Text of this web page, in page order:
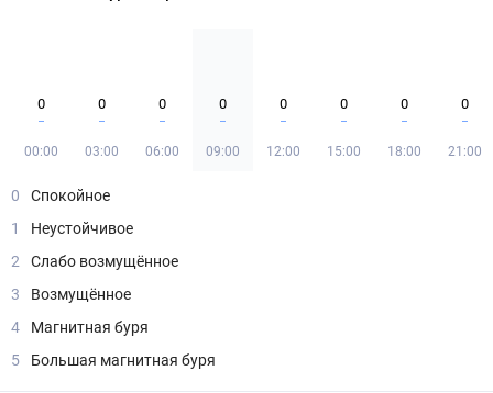
0
00:00
0
03:00
0
06:00
0
09:00
0
12:00
0
15:00
0
18:00
0
21:00
0
Спокойное
1
Неустойчивое
2
Слабо возмущённое
3
Возмущённое
4
Магнитная буря
5
Большая магнитная буря